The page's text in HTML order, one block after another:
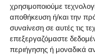
χρησιμοποιούμε
αποθήκευση ή/και την
συναίνεση σε αυτές τις
επεξεργαζόμαστε
περιήγησης ή μοναδικά
Όροι χρήσης
Cookie Policy (EU)
ΑΚΟΛΟΥΘΗΣΤΕ ΜΑΣ